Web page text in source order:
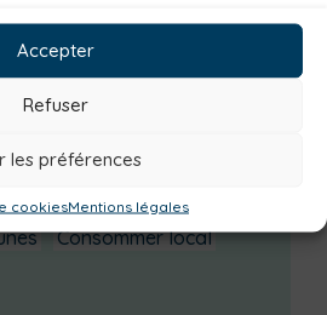
Accepter
Refuser
les préférences
cookiesMentions légales
Solidarité
aquatique
Mobilité
Alimentation
Jeunesse
Sport
Consommer local